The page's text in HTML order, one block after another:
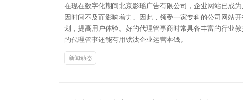
在现在数字化期间北京影瑶广告有限公司，企业网站已成
因时间不及而影响着力。因此，领受一家专科的公司网站
划，提高用户体验。好的代理管事商时常具备丰富的行业
的代理管事还能有用镌汰企业运营本钱。
新闻动态